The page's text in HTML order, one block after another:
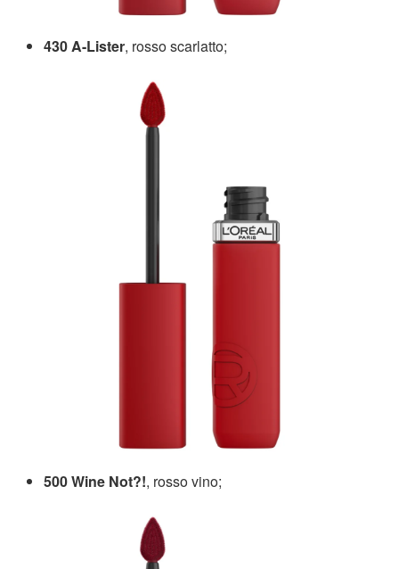
430 A-Lister, rosso scarlatto;
500 Wine Not?!, rosso vino;